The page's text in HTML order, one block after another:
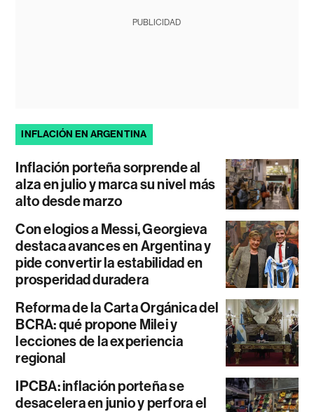
PUBLICIDAD
INFLACIÓN EN ARGENTINA
Inflación porteña sorprende al
alza en julio y marca su nivel más
alto desde marzo
Con elogios a Messi, Georgieva
destaca avances en Argentina y
pide convertir la estabilidad en
prosperidad duradera
Reforma de la Carta Orgánica del
BCRA: qué propone Milei y
lecciones de la experiencia
regional
IPCBA: inflación porteña se
desacelera en junio y perfora el